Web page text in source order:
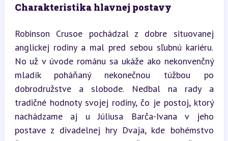
Charakteristika hlavnej postavy
Robinson Crusoe pochádzal z dobre situovanej
anglickej rodiny a mal pred sebou sľubnú kariéru.
No už v úvode románu sa ukáže ako nekonvenčný
mladík poháňaný nekonečnou túžbou po
dobrodružstve a slobode. Nedbal na rady a
tradičné hodnoty svojej rodiny, čo je postoj, ktorý
nachádzame aj u Júliusa Barča-Ivana v jeho
postave z divadelnej hry Dvaja, kde bohémstvo